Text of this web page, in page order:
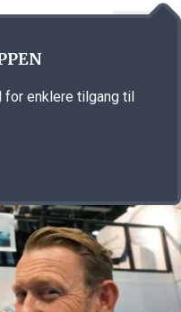
for enklere tilgang til